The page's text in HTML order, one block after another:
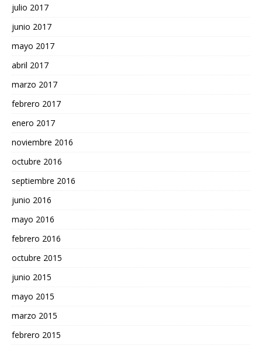
julio 2017
junio 2017
mayo 2017
abril 2017
marzo 2017
febrero 2017
enero 2017
noviembre 2016
octubre 2016
septiembre 2016
junio 2016
mayo 2016
febrero 2016
octubre 2015
junio 2015
mayo 2015
marzo 2015
febrero 2015